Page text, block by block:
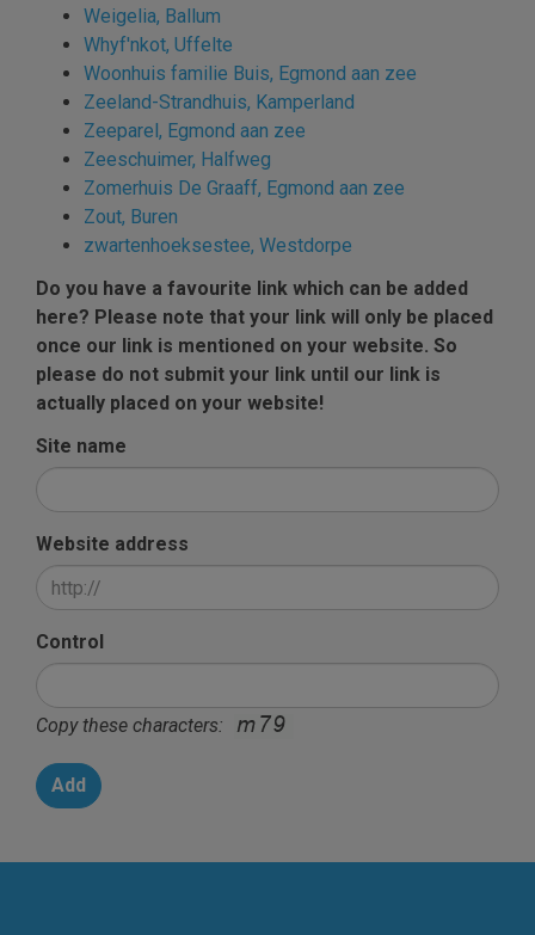
Weigelia, Ballum
Whyf'nkot, Uffelte
Woonhuis familie Buis, Egmond aan zee
Zeeland-Strandhuis, Kamperland
Zeeparel, Egmond aan zee
Zeeschuimer, Halfweg
Zomerhuis De Graaff, Egmond aan zee
Zout, Buren
zwartenhoeksestee, Westdorpe
Do you have a favourite link which can be added
here? Please note that your link will only be placed
once our link is mentioned on your website. So
please do not submit your link until our link is
actually placed on your website!
Site name
Website address
Control
Copy these characters: